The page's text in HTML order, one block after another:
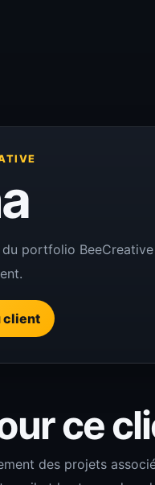
portfolio
client
ce
des projets